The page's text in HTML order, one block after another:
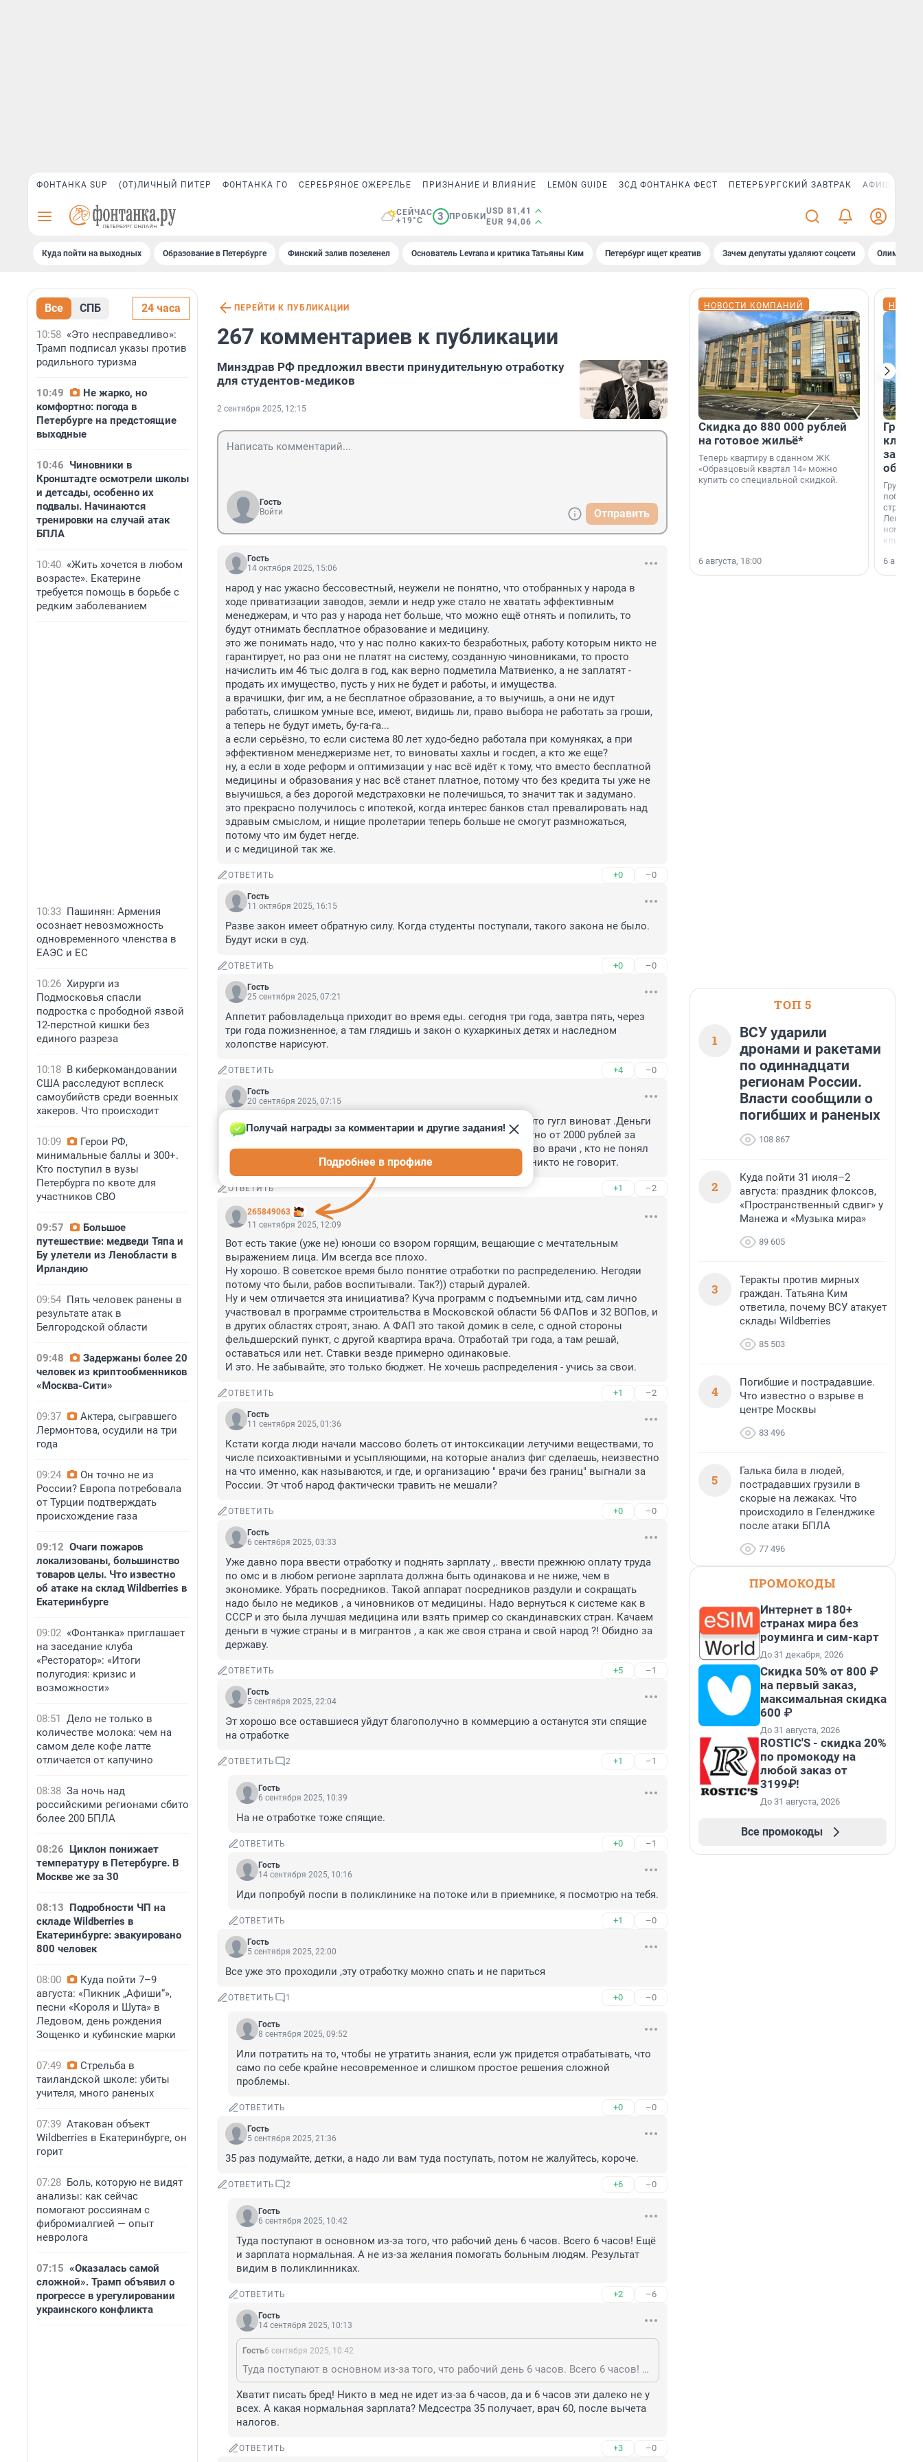
ФОНТАНКА SUP (ОТ)ЛИЧНЫЙ ПИТЕР ФОНТАНКА ГО СЕРЕБРЯНОЕ ОЖЕРЕЛЬЕ ПРИЗНАНИЕ И ВЛИЯНИЕ LEMON GUIDE ЗСД ФОНТАНКА ФЕСТ ПЕТЕРБУРГСКИЙ ЗАВТРАК АФИША PLUS
СЕЙЧАС
+19°C
3 ПРОБКИ
USD 81,41
EUR 94,06
Куда пойти на выходных Образование в Петербурге Финский залив позеленел Основатель Levrana и критика Татьяны Ким Петербург ищет креатив Зачем депутаты удаляют соцсети
Все СПБ 24 часа
10:58 «Это несправедливо»:
Трамп подписал указы против
родильного туризма
10:49
Не жарко, но
комфортно: погода в
Петербурге на предстоящие
выходные
10:46 Чиновники в
Кронштадте осмотрели школы
и детсады, особенно их
подвалы. Начинаются
тренировки на случай атак
БПЛА
10:40 «Жить хочется в любом
возрасте». Екатерине
требуется помощь в борьбе с
редким заболеванием
10:33 Пашинян: Армения
осознает невозможность
одновременного членства в
ЕАЭС и ЕС
10:26 Хирурги из
Подмосковья спасли
подростка с прободной язвой
12-перстной кишки без
единого разреза
10:18 В киберкомандовании
США расследуют всплеск
самоубийств среди военных
хакеров. Что происходит
10:09
Герои РФ,
минимальные баллы и 300+.
Кто поступил в вузы
Петербурга по квоте для
участников СВО
09:57
Большое
путешествие: медведи Тяпа и
Бу улетели из Ленобласти в
Ирландию
09:54 Пять человек ранены в
результате атак в
Белгородской области
09:48
Задержаны более 20
человек из криптообменников
«Москва-Сити»
09:37
Актера, сыгравшего
Лермонтова, осудили на три
года
09:24
Он точно не из
России? Европа потребовала
от Турции подтверждать
происхождение газа
09:12 Очаги пожаров
локализованы, большинство
товаров целы. Что известно
об атаке на склад Wildberries в
Екатеринбурге
09:02 «Фонтанка» приглашает
на заседание клуба
«Ресторатор»: «Итоги
полугодия: кризис и
возможности»
08:51 Дело не только в
количестве молока: чем на
самом деле кофе латте
отличается от капучино
08:38 За ночь над
российскими регионами сбито
более 200 БПЛА
08:26 Циклон понижает
температуру в Петербурге. В
Москве же за 30
08:13 Подробности ЧП на
складе Wildberries в
Екатеринбурге: эвакуировано
800 человек
08:00
Куда пойти 7–9
августа: «Пикник „Афиши“»,
песни «Короля и Шута» в
Ледовом, день рождения
Зощенко и кубинские марки
07:49
Стрельба в
таиландской школе: убиты
учителя, много раненых
07:39 Атакован объект
Wildberries в Екатеринбурге, он
горит
07:28 Боль, которую не видят
анализы: как сейчас
помогают россиянам с
фибромиалгией — опыт
невролога
07:15 «Оказалась самой
сложной». Трамп объявил о
прогрессе в урегулировании
украинского конфликта
ПЕРЕЙТИ К ПУБЛИКАЦИИ
267 комментариев к публикации
Минздрав РФ предложил ввести принудительную отработку
для студентов-медиков
2 сентября 2025, 12:15
Гость
Войти
Отправить
Гость
14 октября 2025, 15:06
народ у нас ужасно бессовестный, неужели не понятно, что отобранных у народа в
ходе приватизации заводов, земли и недр уже стало не хватать эффективным
менеджерам, и что раз у народа нет больше, что можно ещё отнять и попилить, то
будут отнимать бесплатное образование и медицину.
это же понимать надо, что у нас полно каких-то безработных, работу которым никто не
гарантирует, но раз они не платят на систему, созданную чиновниками, то просто
начислить им 46 тыс долга в год, как верно подметила Матвиенко, а не заплатят -
продать их имущество, пусть у них не будет и работы, и имущества.
а врачишки, фиг им, а не бесплатное образование, а то выучишь, а они не идут
работать, слишком умные все, имеют, видишь ли, право выбора не работать за гроши,
а теперь не будут иметь, бу-га-га...
а если серьёзно, то если система 80 лет худо-бедно работала при комуняках, а при
эффективном менеджеризме нет, то виноваты хахлы и госдеп, а кто же еще?
ну, а если в ходе реформ и оптимизации у нас всё идёт к тому, что вместо бесплатной
медицины и образования у нас всё станет платное, потому что без кредита ты уже не
выучишься, а без дорогой медстраховки не полечишься, то значит так и задумано.
это прекрасно получилось с ипотекой, когда интерес банков стал превалировать над
здравым смыслом, и нищие пролетарии теперь больше не смогут размножаться,
потому что им будет негде.
и с медициной так же.
ОТВЕТИТЬ +0 –0
Гость
11 октября 2025, 16:15
Разве закон имеет обратную силу. Когда студенты поступали, такого закона не было.
Будут иски в суд.
ОТВЕТИТЬ +0 –0
Гость
25 сентября 2025, 07:21
Аппетит рабовладельца приходит во время еды. сегодня три года, завтра пять, через
три года пожизненное, а там глядишь и закон о кухаркиных детях и наследном
холопстве нарисуют.
ОТВЕТИТЬ +4 –0
Гость
20 сентября 2025, 07:15
Врач ни зачто не отвечает полегчало ,повезло ,не полегчало это гугл виноват .Деньги
получают за прием , а не за помощь и немалые -терапевт платно от 2000 рублей за
прием . Десяток посетителей и 20.000 в кармане .Вот и рвутся во врачи , кто не понял
тот или больной ,или здоров , или кто ...Зачем мне врач-рвач никто не говорит.
ОТВЕТИТЬ +1 –2
265849063
Получай награды за комментарии и другие задания!
Подробнее в профиле
11 сентября 2025, 12:09
Вот есть такие (уже не) юноши со взором горящим, вещающие с мечтательным
выражением лица. Им всегда все плохо.
Ну хорошо. В советское время было понятие отработки по распределению. Негодяи
потому что были, рабов воспитывали. Так?)) старый дуралей.
Ну и чем отличается эта инициатива? Куча программ с подъемными итд, сам лично
участвовал в программе строительства в Московской области 56 ФАПов и 32 ВОПов, и
в других областях строят, знаю. А ФАП это такой домик в селе, с одной стороны
фельдшерский пункт, с другой квартира врача. Отработай три года, а там решай,
оставаться или нет. Ставки везде примерно одинаковые.
И это. Не забывайте, это только бюджет. Не хочешь распределения - учись за свои.
ОТВЕТИТЬ +1 –2
Гость
11 сентября 2025, 01:36
Кстати когда люди начали массово болеть от интоксикации летучими веществами, то
числе психоактивными и усыпляющими, на которые анализ фиг сделаешь, неизвестно
на что именно, как называются, и где, и организацию " врачи без границ" выгнали за
России. Эт чтоб народ фактически травить не мешали?
ОТВЕТИТЬ +0 –0
Гость
6 сентября 2025, 03:33
Уже давно пора ввести отработку и поднять зарплату ,. ввести прежнюю оплату труда
по омс и в любом регионе зарплата должна быть одинакова и не ниже, чем в
экономике. Убрать посредников. Такой аппарат посредников раздули и сокращать
надо было не медиков , а чиновников от медицины. Надо вернуться к системе как в
СССР и это была лучшая медицина или взять пример со скандинавских стран. Качаем
деньги в чужие страны и в мигрантов , а как же своя страна и свой народ ?! Обидно за
державу.
ОТВЕТИТЬ +5 –1
Гость
5 сентября 2025, 22:04
Эт хорошо все оставшиеся уйдут благополучно в коммерцию а останутся эти спящие
на отработке
ОТВЕТИТЬ 2 +1 –1
Гость
6 сентября 2025, 10:39
На не отработке тоже спящие.
ОТВЕТИТЬ +0 –1
Гость
14 сентября 2025, 10:16
Иди попробуй поспи в поликлинике на потоке или в приемнике, я посмотрю на тебя.
ОТВЕТИТЬ +1 –0
Гость
5 сентября 2025, 22:00
Все уже это проходили ,эту отработку можно спать и не париться
ОТВЕТИТЬ 1 +0 –0
Гость
8 сентября 2025, 09:52
Или потратить на то, чтобы не утратить знания, если уж придется отрабатывать, что
само по себе крайне несовременное и слишком простое решения сложной
проблемы.
ОТВЕТИТЬ +0 –0
Гость
5 сентября 2025, 21:36
35 раз подумайте, детки, а надо ли вам туда поступать, потом не жалуйтесь, короче.
ОТВЕТИТЬ 2 +6 –0
Гость
6 сентября 2025, 10:42
Туда поступают в основном из-за того, что рабочий день 6 часов. Всего 6 часов! Ещё
и зарплата нормальная. А не из-за желания помогать больным людям. Результат
видим в поликлинниках.
ОТВЕТИТЬ +2 –6
Гость
14 сентября 2025, 10:13
Гость6 сентября 2025, 10:42
Туда поступают в основном из-за того, что рабочий день 6 часов. Всего 6 часов! Ещё и зарплата нормальная. А не из-за желания помогать больным людям. Результат видим в поликлинниках.
Хватит писать бред! Никто в мед не идет из-за 6 часов, да и 6 часов эти далеко не у
всех. А какая нормальная зарплата? Медсестра 35 получает, врач 60, после вычета
налогов.
ОТВЕТИТЬ +3 –0
НОВОСТИ КОМПАНИЙ
Скидка до 880 000 рублей
на готовое жильё*
Теперь квартиру в сданном ЖК
«Образцовый квартал 14» можно
купить со специальной скидкой.
6 августа, 18:00
Группа
области».
6
ТОП 5
1
ВСУ ударили
дронами и ракетами
по одиннадцати
регионам России.
Власти сообщили о
погибших и раненых
108 867
2
Куда пойти 31 июля–2
августа: праздник флоксов,
«Пространственный сдвиг» у
Манежа и «Музыка мира»
89 605
3
Теракты против мирных
граждан. Татьяна Ким
ответила, почему ВСУ атакует
склады Wildberries
85 503
4
Погибшие и пострадавшие.
Что известно о взрыве в
центре Москвы
83 496
5
Галька била в людей,
пострадавших грузили в
скорые на лежаках. Что
происходило в Геленджике
после атаки БПЛА
77 496
ПРОМОКОДЫ
Интернет в 180+
странах мира без
роуминга и сим-карт
До 31 декабря, 2026
Скидка 50% от 800 ₽
на первый заказ,
максимальная скидка
600 ₽
До 31 августа, 2026
ROSTIC'S - скидка 20%
по промокоду на
любой заказ от
3199₽!
До 31 августа, 2026
Все промокоды